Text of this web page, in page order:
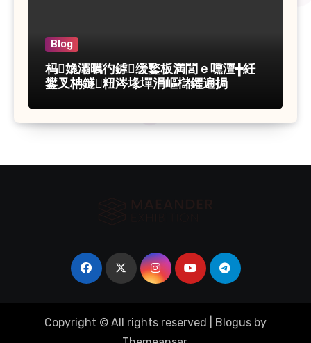
Blog
杩嫓灞曞彴鎼缓鐜板満閭ｅ嚑澶╋紝
鐢叉柟鐩粈涔堟墠涓嶇櫧鑺遍挶
Copyright © All rights reserved Blogus by